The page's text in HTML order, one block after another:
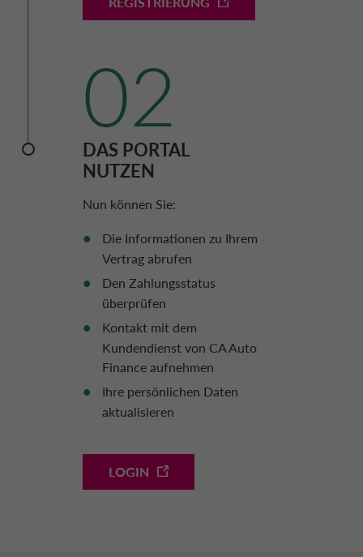
ZAHLUNGSVERKEHR ANZEIGEN
Sie den Kontoauszug herunter.
ZAHLUNGSPLAN ANZEIGEN
Laden Sie Ihren Zahlungsplan herunter.
Laden Sie die ganze Vertragsdokumentation
herunter und haben Sie diese immer griffbereit.
02
DAS PORTAL
NUTZEN
Nun können Sie:
Die Informationen zu Ihrem
Vertrag abrufen
Den Zahlungsstatus
überprüfen
Kontakt mit dem
Kundendienst von CA Auto
Finance aufnehmen
Ihre persönlichen Daten
aktualisieren
LOGIN